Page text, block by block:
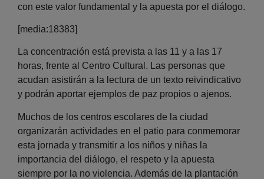
con este valor fundamental y la apuesta por el diálogo.
[media:18383]
La concentración está prevista a las 11 y a las 17
horas, frente al Centro Cultural. Las personas que
acudan asistirán a la lectura de un texto reivindicativo
y podrán aportar ejemplos de paz propios o ajenos.
Muchos de los centros escolares de la ciudad
organizarán actividades en el patio para conmemorar
esta jornada y transmitir a los niños y niñas la
importancia del diálogo, el respeto y la apuesta
siempre por la no violencia. Además de la plantación